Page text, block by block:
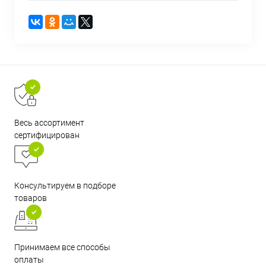
Весь ассортимент
сертифицирован
Консультируем в подборе
товаров
Принимаем все способы
оплаты